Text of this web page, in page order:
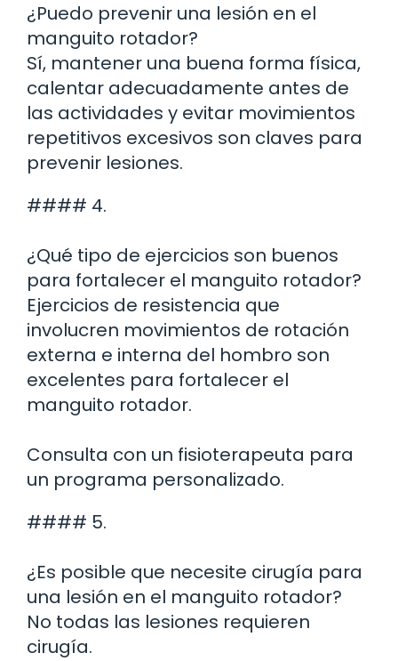
¿Puedo prevenir una lesión en el
manguito rotador?
Sí, mantener una buena forma física,
calentar adecuadamente antes de
las actividades y evitar movimientos
repetitivos excesivos son claves para
prevenir lesiones.
#### 4.
¿Qué tipo de ejercicios son buenos
para fortalecer el manguito rotador?
Ejercicios de resistencia que
involucren movimientos de rotación
externa e interna del hombro son
excelentes para fortalecer el
manguito rotador.
Consulta con un fisioterapeuta para
un programa personalizado.
#### 5.
¿Es posible que necesite cirugía para
una lesión en el manguito rotador?
No todas las lesiones requieren
cirugía.